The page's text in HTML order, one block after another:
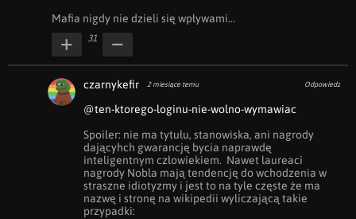
Mafia nigdy nie dzieli się wpływami…
31
czarnykefir 2 miesiące temu Odpowiedz
@ten-ktorego-loginu-nie-wolno-wymawiac
Spoiler: nie ma tytułu, stanowiska, ani nagrody
dającyhch gwarancję bycia naprawdę
inteligentnym człowiekiem.  Nawet laureaci
nagrody Nobla mają tendencję do wchodzenia w
straszne idiotyzmy i jest to na tyle częste że ma
nazwę i stronę na wikipedii wyliczającą takie
przypadki: